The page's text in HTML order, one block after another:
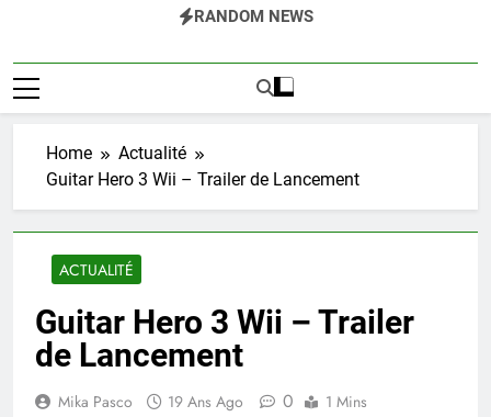
Zelda, Splatoon, Pokemon Entre Autres
RANDOM NEWS
Home
Actualité
Guitar Hero 3 Wii – Trailer de Lancement
ACTUALITÉ
Guitar Hero 3 Wii – Trailer
de Lancement
Mika Pasco 19 Ans Ago 0 1 Mins